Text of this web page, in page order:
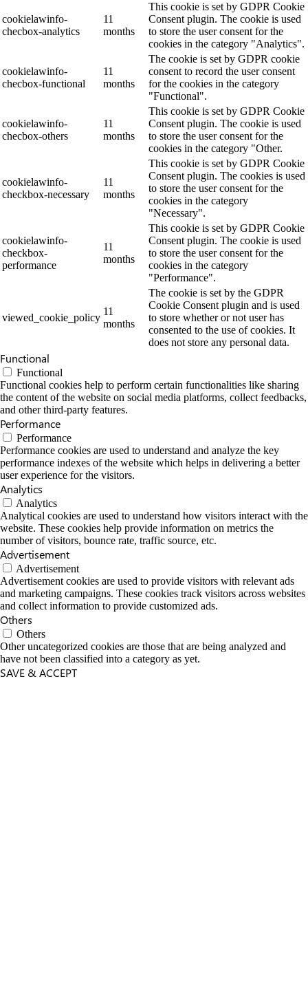
cookielawinfo-
checbox-analytics
11
months
This cookie is set by GDPR Cookie
Consent plugin. The cookie is used
to store the user consent for the
cookies in the category "Analytics".
cookielawinfo-
checbox-functional
11
months
The cookie is set by GDPR cookie
consent to record the user consent
for the cookies in the category
"Functional".
cookielawinfo-
checbox-others
11
months
This cookie is set by GDPR Cookie
Consent plugin. The cookie is used
to store the user consent for the
cookies in the category "Other.
cookielawinfo-
checkbox-necessary
11
months
This cookie is set by GDPR Cookie
Consent plugin. The cookies is used
to store the user consent for the
cookies in the category
"Necessary".
cookielawinfo-
checkbox-
performance
11
months
This cookie is set by GDPR Cookie
Consent plugin. The cookie is used
to store the user consent for the
cookies in the category
"Performance".
viewed_cookie_policy
11
months
The cookie is set by the GDPR
Cookie Consent plugin and is used
to store whether or not user has
consented to the use of cookies. It
does not store any personal data.
Functional
Functional
Functional cookies help to perform certain functionalities like sharing
the content of the website on social media platforms, collect feedbacks,
and other third-party features.
Performance
Performance
Performance cookies are used to understand and analyze the key
performance indexes of the website which helps in delivering a better
user experience for the visitors.
Analytics
Analytics
Analytical cookies are used to understand how visitors interact with the
website. These cookies help provide information on metrics the
number of visitors, bounce rate, traffic source, etc.
Advertisement
Advertisement
Advertisement cookies are used to provide visitors with relevant ads
and marketing campaigns. These cookies track visitors across websites
and collect information to provide customized ads.
Others
Others
Other uncategorized cookies are those that are being analyzed and
have not been classified into a category as yet.
SAVE & ACCEPT